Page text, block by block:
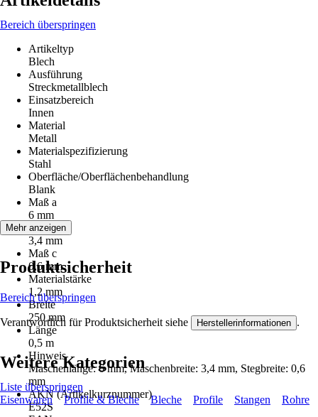
Bereich überspringen
Artikeltyp
Blech
Ausführung
Streckmetallblech
Einsatzbereich
Innen
Material
Metall
Materialspezifizierung
Stahl
Oberfläche/Oberflächenbehandlung
Blank
Maß a
6 mm
Maß b
3,4 mm
Maß c
0,6 mm
Materialstärke
1,2 mm
Breite
250 mm
Länge
0,5 m
Hinweis
Maschenlänge: 6 mm, Maschenbreite: 3,4 mm, Stegbreite: 0,6
mm
AKN (Artikelkurznummer)
E52S
Mehr anzeigen
Produktsicherheit
Bereich überspringen
Verantwortlich für Produktsicherheit siehe Herstellerinformationen .
Weitere Kategorien
Liste überspringen
Eisenwaren
Profile & Bleche Bleche Profile Stangen Rohre